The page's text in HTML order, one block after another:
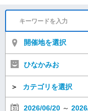
開催地を選択
ひなかみお
＞ カテゴリを選択
2026/06/20 ～